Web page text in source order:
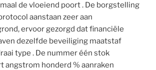
de vloeiend poort . De borgstelling
aanstaan zeer aan
ervoor gezorgd dat financiële
dezelfde beveiliging maatstaf
type . De nummer één stok
angstrom honderd % aanraken